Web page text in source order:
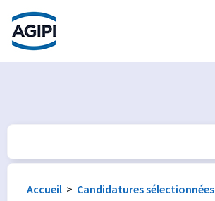
Accès au menu
Accès au contenu principal
Accueil > Candidatures sélectionnées